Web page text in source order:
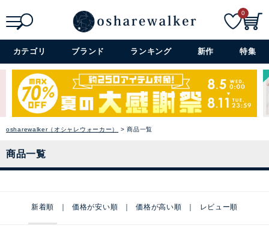
詳細検索+
0
カテゴリ ブランド ランキング 新作 特集
osharewalker（オシャレウォーカー） 商品一覧
商品一覧
新着順 価格が安い順 価格が高い順 レビュー順